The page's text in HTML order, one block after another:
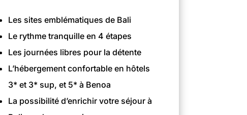
Les sites emblématiques de Bali
Le rythme tranquille en 4 étapes
Les journées libres pour la détente
L’hébergement confortable en hôtels
3* et 3* sup, et 5* à Benoa
La possibilité d’enrichir votre séjour à